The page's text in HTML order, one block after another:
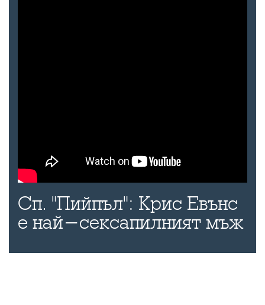
Сп. "Пийпъл": Крис Евънс
е най-сексапилният мъж